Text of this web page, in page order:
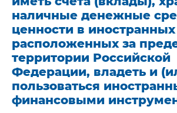
наличные денежные
ценности в иностранных
расположенных за
территории Российской
Федерации, владеть и
пользоваться
финансовыми